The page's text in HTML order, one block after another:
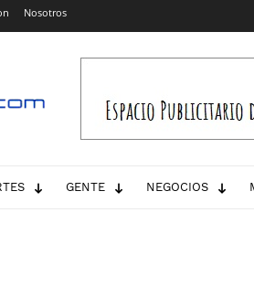
Nosotros
GENTE NEGOCIOS